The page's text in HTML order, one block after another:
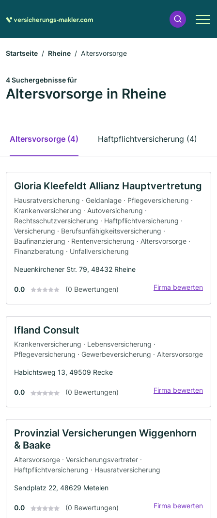
Startseite Rheine Altersvorsorge
4 Suchergebnisse für
Altersvorsorge in Rheine
Altersvorsorge (4) Haftpflichtversicherung (4)
Gloria Kleefeldt Allianz Hauptvertretung
Hausratversicherung · Geldanlage · Pflegeversicherung ·
Krankenversicherung · Autoversicherung ·
Rechtsschutzversicherung · Haftpflichtversicherung ·
Versicherung · Berufsunfähigkeitsversicherung ·
Baufinanzierung · Rentenversicherung · Altersvorsorge ·
Finanzberatung · Unfallversicherung
Neuenkirchener Str. 79, 48432 Rheine
0.0 (0 Bewertungen) Firma bewerten
Ifland Consult
Krankenversicherung · Lebensversicherung ·
Pflegeversicherung · Gewerbeversicherung · Altersvorsorge
Habichtsweg 13, 49509 Recke
0.0 (0 Bewertungen) Firma bewerten
Provinzial Versicherungen Wiggenhorn
& Baake
Altersvorsorge · Versicherungsvertreter ·
Haftpflichtversicherung · Hausratversicherung
Sendplatz 22, 48629 Metelen
0.0 (0 Bewertungen) Firma bewerten